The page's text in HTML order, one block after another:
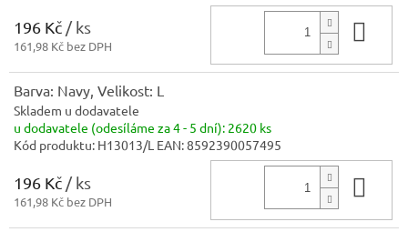
196 Kč / ks
161,98 Kč bez DPH
Barva: Navy, Velikost: L
Skladem u dodavatele
u dodavatele (odesíláme za 4 - 5 dní): 2620 ks
Kód produktu: H13013/L EAN:8592390057495
196 Kč / ks
161,98 Kč bez DPH